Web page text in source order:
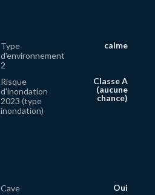
Type
d'environnement
2
calme
Risque
d'inondation
2023 (type
inondation)
Classe A
(aucune
chance)
Cave Oui